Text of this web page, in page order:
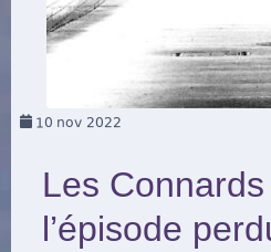
10 nov 2022
Les
l’épisode